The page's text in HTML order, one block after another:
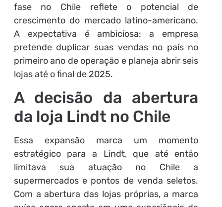
fase no Chile reflete o potencial de
crescimento do mercado latino-americano.
A expectativa é ambiciosa: a empresa
pretende duplicar suas vendas no país no
primeiro ano de operação e planeja abrir seis
lojas até o final de 2025.
A decisão da abertura
da loja Lindt no Chile
Essa expansão marca um momento
estratégico para a Lindt, que até então
limitava sua atuação no Chile a
supermercados e pontos de venda seletos.
Com a abertura das lojas próprias, a marca